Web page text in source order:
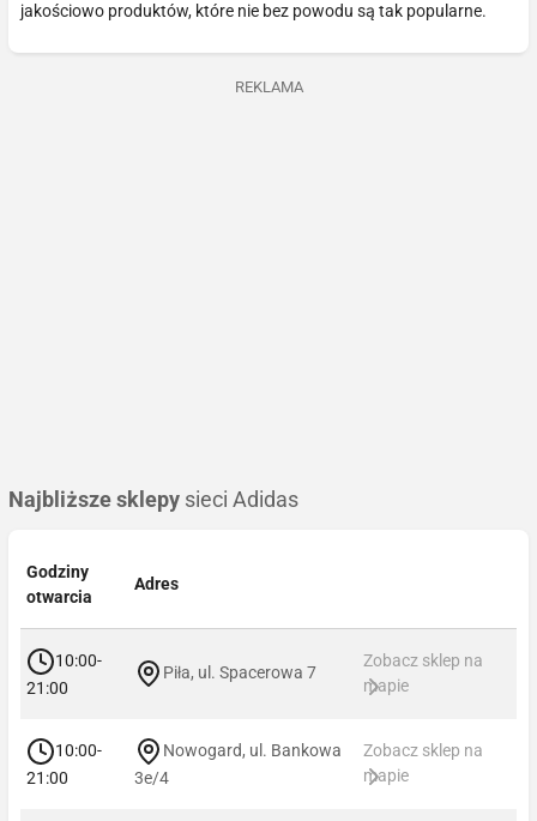
jakościowo produktów, które nie bez powodu są tak popularne.
REKLAMA
Najbliższe sklepy sieci Adidas
Godziny
otwarcia
Adres
10:00-
21:00
Piła, ul. Spacerowa 7
Zobacz sklep na
mapie
10:00-
21:00
Nowogard, ul. Bankowa
3e/4
Zobacz sklep na
mapie